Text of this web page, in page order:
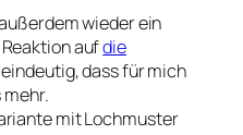
wieder ein
aufdie
dass für mich
mit Lochmuster